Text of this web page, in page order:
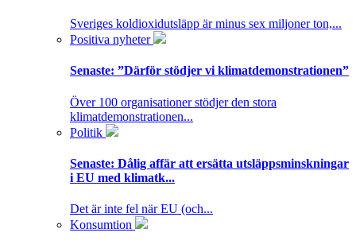
Sveriges koldioxidutsläpp är minus sex miljoner ton,...
Positiva nyheter
Senaste: ”Därför stödjer vi klimatdemonstrationen”
Över 100 organisationer stödjer den stora
klimatdemonstrationen...
Politik
Senaste: Dålig affär att ersätta utsläppsminskningar
i EU med klimatk...
Det är inte fel när EU (och...
Konsumtion